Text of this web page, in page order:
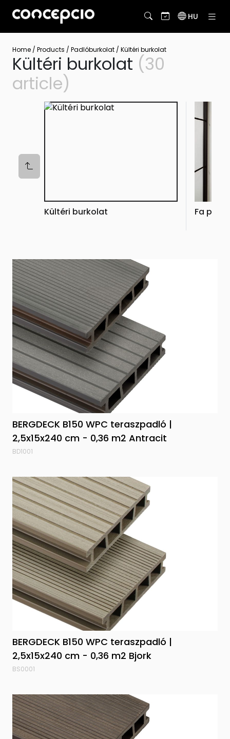
HU
Home / Products / Padlóburkolat / Kültéri burkolat
Kültéri burkolat (30
article)
Kültéri burkolat Fa
BERGDECK B150 WPC teraszpadló |
2,5x15x240 cm - 0,36 m2 Antracit
BD1001
BERGDECK B150 WPC teraszpadló |
2,5x15x240 cm - 0,36 m2 Bjork
BS0001